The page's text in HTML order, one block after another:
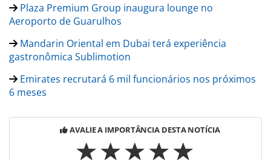
Plaza Premium Group inaugura lounge no
Aeroporto de Guarulhos
Mandarin Oriental em Dubai terá experiência
gastronômica Sublimotion
Emirates recrutará 6 mil funcionários nos próximos
6 meses
AVALIE A IMPORTÂNCIA DESTA NOTÍCIA